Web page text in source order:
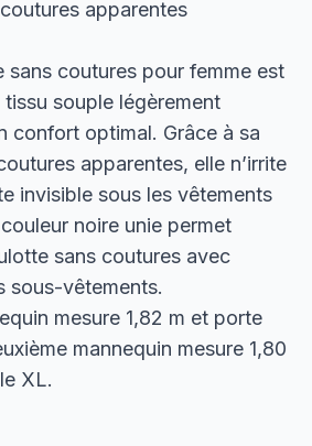
apparentes
sans coutures pour femme est
souple légèrement
confort optimal. Grâce à sa
apparentes, elle n’irrite
invisible sous les vêtements
noire unie permet
sans coutures avec
sous-vêtements.
mesure 1,82 m et porte
mannequin mesure 1,80
XL.